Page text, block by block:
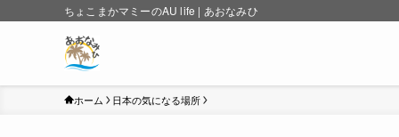
ちょこまかマミーのAU life | あおなみひ
ホーム 日本の気になる場所